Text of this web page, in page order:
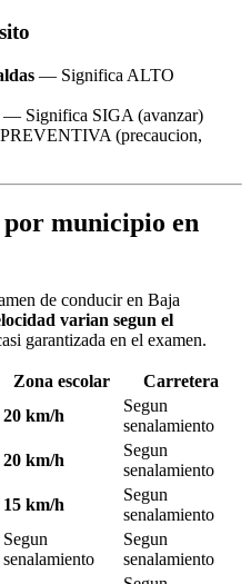
— Significa ALTO
— Significa SIGA (avanzar)
(precaucion,
municipio en
de conducir en Baja
varian segun el
garantizada en el examen.
Zona escolar
Carretera
20 km/h
Segun
senalamiento
20 km/h
Segun
senalamiento
15 km/h
Segun
senalamiento
Segun
senalamiento
Segun
senalamiento